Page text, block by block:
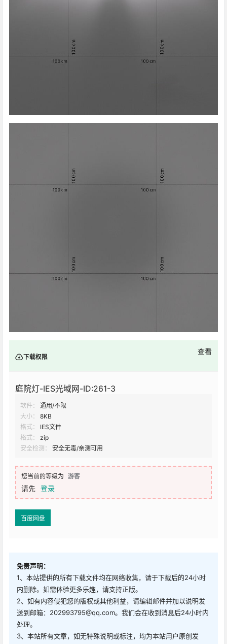
下载权限
查看
庭院灯-IES光域网-ID:261-3
软件：
通用/不限
大小：
8KB
格式：
IES文件
格式：
zip
安全检测：
安全无毒/亲测可用
您当前的等级为 游客
请先 登录
百度网盘
免责声明：
1、本站提供的所有下载文件均在网络收集，请于下载后的24小时
内删除。如需体验更多乐趣，请支持正版。
2、如有内容侵犯您的版权或其他利益，请编辑邮件并加以说明发
送到邮箱：202993795@qq.com。我们会在收到消息后24小时内
处理。
3、本站所有文章，如无特殊说明或标注，均为本站用户原创发